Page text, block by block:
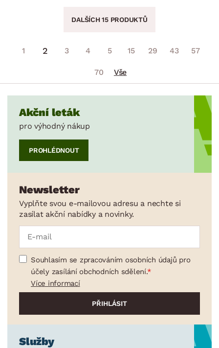
DALŠÍCH 15 PRODUKTŮ
1 2 3 4 5 15 29 43 57
70 Vše
Akční leták
pro výhodný nákup
PROHLÉDNOUT
Newsletter
Vyplňte svou e-mailovou adresu a nechte si
zasílat akční nabídky a novinky.
Souhlasím se zpracováním osobních údajů pro
účely zasílání obchodních sdělení.
Více informací
Služby